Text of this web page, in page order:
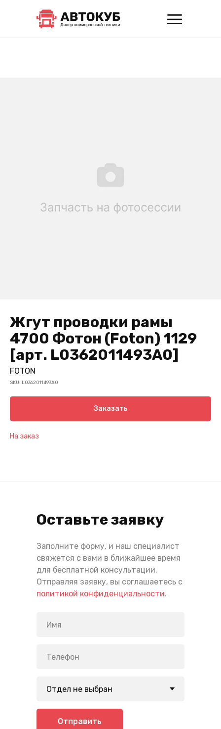
Жгут проводки рамы
4700 Фотон (Foton) 1129
[арт. L0362011493A0]
FOTON
SKU: L0362011493A0
Заказать
На заказ
Оставьте заявку
Заполните форму, и наш специалист
свяжется с вами в ближайшее время
для бесплатной консультации.
Отправляя заявку, вы соглашаетесь с
политикой конфиденциальности.
Отправить